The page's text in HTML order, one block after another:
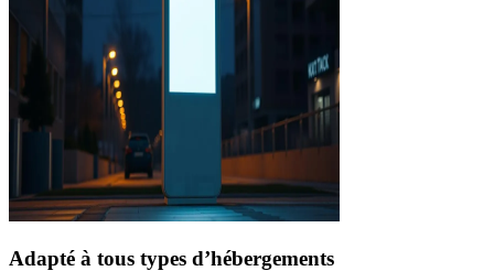
Adapté à tous types d’hébergements